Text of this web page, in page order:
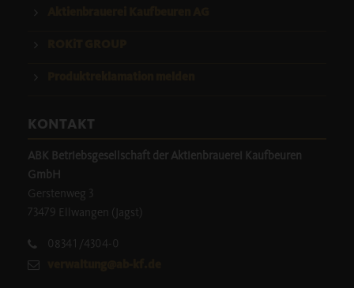
KONTAKT
ABK Betriebsgesellschaft der Aktienbrauerei Kaufbeuren
GmbH
Gerstenweg 3
73479 Ellwangen (Jagst)
08341/4304-0